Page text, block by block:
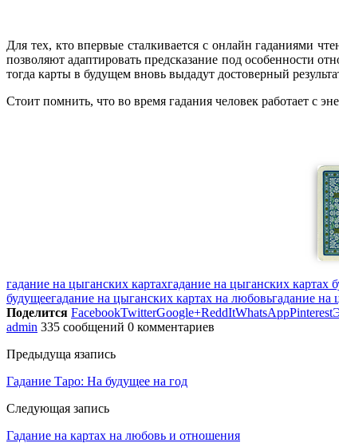
Для тех, кто впервые сталкивается с онлайн гаданиями
позволяют адаптировать предсказание под особенности
тогда карты в будущем вновь выдадут достоверный
Стоит помнить, что во время гадания человек работает с
гадание на цыганских картахгадание на цыганских картах
будущеегадание на цыганских картах на любовьгадание на
Поделится FacebookTwitterGoogle+ReddItWhatsAppPinterest
admin 335 сообщений 0 комментариев
Предыдуща язапись
Гадание Таро: На будущее на год
Следующая запись
Гадание на картах на любовь и отношения